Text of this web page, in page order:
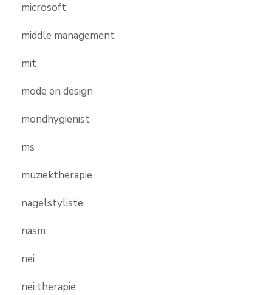
microsoft
middle management
mit
mode en design
mondhygienist
ms
muziektherapie
nagelstyliste
nasm
nei
nei therapie